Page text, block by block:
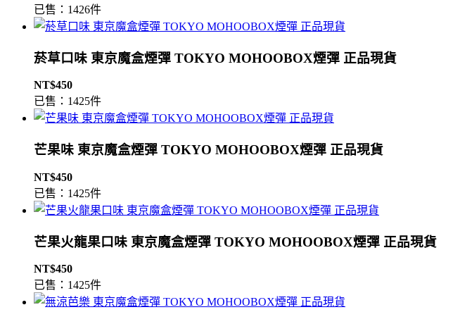
已售：1426件
菸草口味 東京魔盒煙彈 TOKYO MOHOOBOX煙彈 正品現貨
NT$450
已售：1425件
芒果味 東京魔盒煙彈 TOKYO MOHOOBOX煙彈 正品現貨
NT$450
已售：1425件
芒果火龍果口味 東京魔盒煙彈 TOKYO MOHOOBOX煙彈 正品現貨
NT$450
已售：1425件